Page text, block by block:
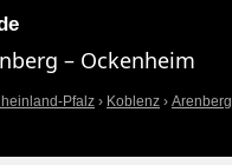
– Ockenheim
Pfalz › Koblenz ›